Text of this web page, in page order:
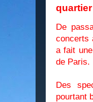
De
concerts
a fait
de Paris.
Des
pourtant